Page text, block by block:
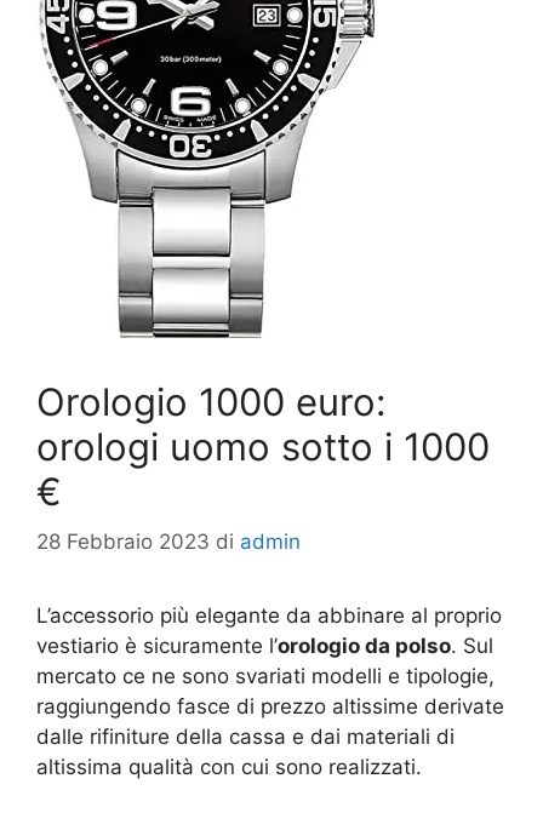
Orologio 1000 euro:
orologi uomo sotto i 1000
€
28 Febbraio 2023 di admin
L’accessorio più elegante da abbinare al proprio
vestiario è sicuramente l’orologio da polso. Sul
mercato ce ne sono svariati modelli e tipologie,
raggiungendo fasce di prezzo altissime derivate
dalle rifiniture della cassa e dai materiali di
altissima qualità con cui sono realizzati.